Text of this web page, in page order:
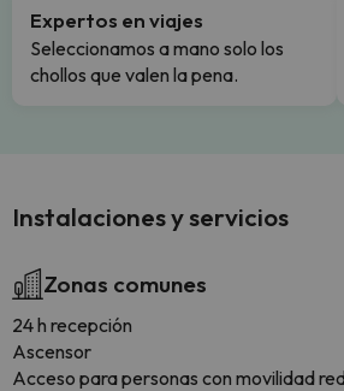
Expertos en viajes
Seleccionamos a mano solo los
chollos que valen la pena.
Instalaciones y servicios
Zonas comunes
24 h recepción
Ascensor
Acceso para personas con movilidad